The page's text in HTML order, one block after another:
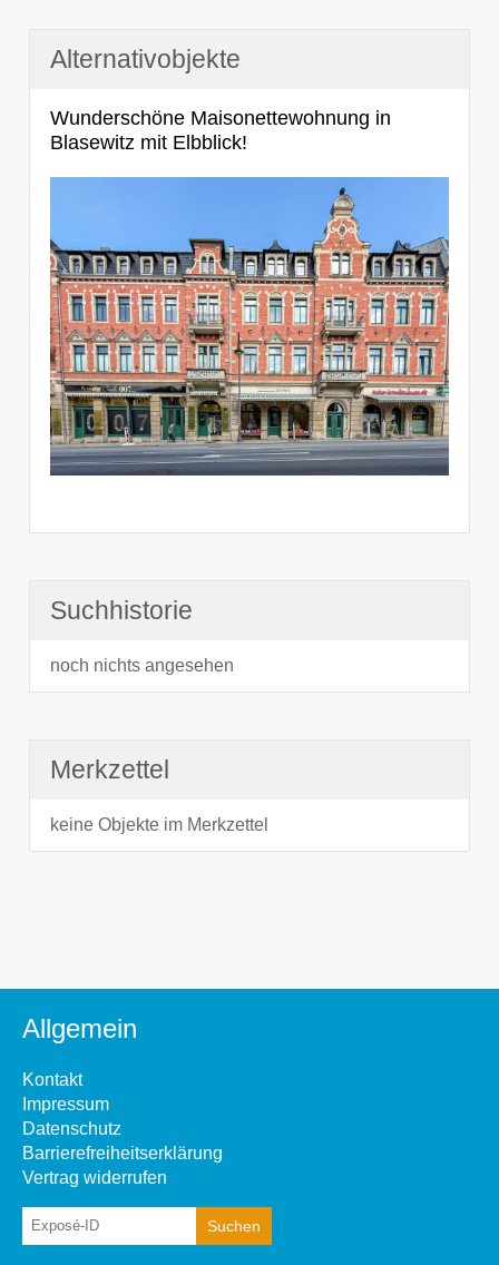
Alternativobjekte
Wunderschöne Maisonettewohnung in
Blasewitz mit Elbblick!
Suchhistorie
noch nichts angesehen
Merkzettel
keine Objekte im Merkzettel
Allgemein
Kontakt
Impressum
Datenschutz
Barrierefreiheitserklärung
Vertrag widerrufen